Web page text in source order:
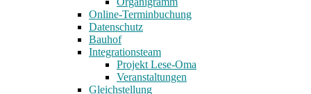
Online-Terminbuchung
Datenschutz
Bauhof
Integrationsteam
Projekt Lese-Oma
Veranstaltungen
Gleichstellung